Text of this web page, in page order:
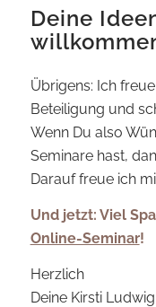
Deine
Übrigens: Ich
Beteiligung und
Wenn Du also
Seminare hast,
Darauf freue ich
Und jetzt: Viel
Online-Seminar!
Herzlich
Deine Kirsti Ludwig